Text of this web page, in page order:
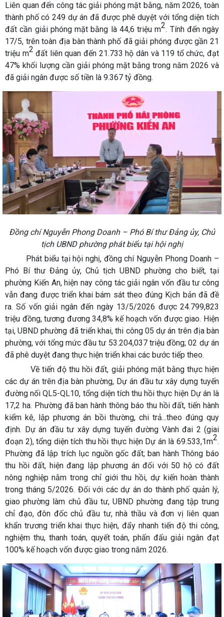
Liên quan đến công tác giải phóng mặt bằng, năm 2026, toàn
thành phố có 249 dự án đã được phê duyệt với tổng diện tích
đất cần giải phóng mặt bằng là 44,6 triệu m2. Tính đến ngày
17/5, trên toàn địa bàn thành phố đã giải phóng được gần 21
triệu m2 đất liên quan đến 21.733 hộ dân và 119 tổ chức, đạt
47% khối lượng cần giải phóng mặt bằng trong năm 2026 và
đã giải ngân được số tiền là 9.367 tỷ đồng.
Đồng chí Nguyễn Phong Doanh – Phó Bí thư Đảng ủy, Chủ
tịch UBND phường phát biểu tại hội nghị
Phát biểu tại hội nghị, đồng chí Nguyễn Phong Doanh –
Phó Bí thư Đảng ủy, Chủ tịch UBND phường cho biết, tại
phường Kiến An, hiện nay công tác giải ngân vốn đầu tư công
vẫn đang được triển khai bám sát theo đúng Kịch bản đã đề
ra. Số vốn giải ngân đến ngày 13/5/2026 được 24.799,823
triệu đồng, tương đương 34,8% kế hoạch vốn được giao. Hiện
tại, UBND phường đã triển khai, thi công 05 dự án trên địa bàn
phường, với tổng mức đầu tư 53.204,037 triệu đồng; 02 dự án
đã phê duyệt đang thực hiện triển khai các bước tiếp theo.
Về tiến độ thu hồi đất, giải phóng mặt bằng thực hiện
các dự án trên địa bàn phường, Dự án đầu tư xây dựng tuyến
đường nối QL5-QL10, tổng diện tích thu hồi thực hiện Dự án là
17,2 ha. Phường đã ban hành thông báo thu hồi đất, tiến hành
kiểm kê, lập phương án bồi thường, chi trả...theo đúng quy
định. Dự án đầu tư xây dựng tuyến đường Vành đai 2 (giai
đoạn 2), tổng diện tích thu hồi thực hiện Dự án là 69.533,1m2.
Phường đã lập trích lục nguồn gốc đất; ban hành Thông báo
thu hồi đất, hiện đang lập phương án đối với 50 hộ có đất
nông nghiệp nằm trong chỉ giới thu hồi, dự kiến hoàn thành
trong tháng 5/2026. Đối với các dự án do thành phố quản lý,
giao phường làm chủ đầu tư, UBND phường đang tập trung
chỉ đạo, đôn đốc chủ đầu tư, nhà thầu và đơn vị liên quan
khẩn trương triển khai thực hiện, đẩy nhanh tiến độ thi công,
nghiệm thu, thanh toán, quyết toán, phấn đấu giải ngân đạt
100% kế hoạch vốn được giao trong năm 2026.